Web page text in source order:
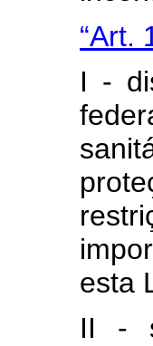
“Art.
I -
esta
II -